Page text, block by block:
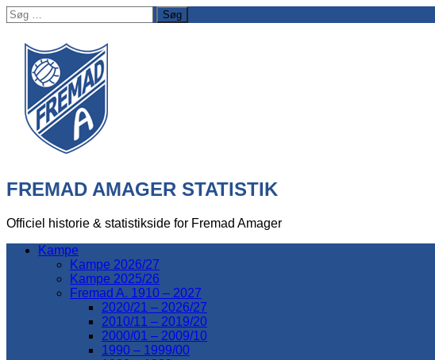
Søg
efter:
FREMAD AMAGER STATISTIK
Officiel historie & statistikside for Fremad Amager
Kampe
Kampe 2026/27
Kampe 2025/26
Fremad A. 1910 – 2027
2020/21 – 2026/27
2010/11 – 2019/20
2000/01 – 2009/10
1990 – 1999/00